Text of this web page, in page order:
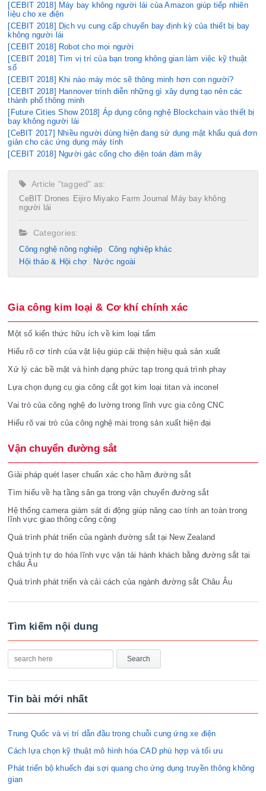
[CEBIT 2018] Máy bay không người lái của Amazon giúp tiếp nhiên
liệu cho xe điện
[CEBIT 2018] Dịch vụ cung cấp chuyến bay định kỳ của thiết bị bay
không người lái
[CEBIT 2018] Robot cho mọi người
[CEBIT 2018] Tìm vị trí của bạn trong không gian làm việc kỹ thuật
số
[CEBIT 2018] Khi nào máy móc sẽ thông minh hơn con người?
[CEBIT 2018] Hannover trình diễn những gì xây dựng tạo nên các
thành phố thông minh
[Future Cities Show 2018] Áp dụng công nghệ Blockchain vào thiết bị
bay không người lái
[CeBIT 2017] Nhiều người dùng hiện đang sử dụng mật khẩu quá đơn
giản cho các ứng dụng máy tính
[CEBIT 2018] Người gác cổng cho điện toán đám mây
Article "tagged" as:
CeBIT Drones Eijiro Miyako Farm Journal
Máy bay không
người lái
Categories:
Công nghệ nông nghiệp
Công nghiệp khác
Hội thảo & Hội chợ
Nước ngoài
Gia công kim loại & Cơ khí chính xác
Một số kiến thức hữu ích về kim loại tấm
Hiểu rõ cơ tính của vật liệu giúp cải thiện hiệu quả sản xuất
Xử lý các bề mặt và hình dạng phức tạp trong quá trình phay
Lựa chọn dụng cụ gia công cắt gọt kim loại titan và inconel
Vai trò của công nghệ đo lường trong lĩnh vực gia công CNC
Hiểu rõ vai trò của công nghệ mài trong sản xuất hiện đại
Vận chuyển đường sắt
Giải pháp quét laser chuẩn xác cho hầm đường sắt
Tìm hiểu về hạ tầng sân ga trong vận chuyển đường sắt
Hệ thống camera giám sát di động giúp nâng cao tính an toàn trong
lĩnh vực giao thông công cộng
Quá trình phát triển của ngành đường sắt tại New Zealand
Quá trình tự do hóa lĩnh vực vận tải hành khách bằng đường sắt tại
châu Âu
Quá trình phát triển và cải cách của ngành đường sắt Châu Âu
Tìm kiếm nội dung
Tin bài mới nhất
Trung Quốc và vị trí dẫn đầu trong chuỗi cung ứng xe điện
Cách lựa chọn kỹ thuật mô hình hóa CAD phù hợp và tối ưu
Phát triển bộ khuếch đại sợi quang cho ứng dụng truyền thông không
gian